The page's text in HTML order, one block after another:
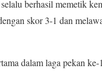
berhasil memetik
skor 3-1 dan
dalam laga pekan